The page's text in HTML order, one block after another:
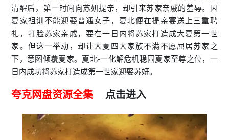
清醒后，第一时间向苏妍提亲，却引来苏家亲戚的羞辱。因
夏家祖训不能迎娶普通女子，夏北便在提亲宴送上三重聘
礼，打脸苏家亲戚，要在一日内将苏家打造成大夏第一世
家。但这一举动，却让大夏四大家族不满不愿屈居苏家之
下，意图倾覆夏家。夏北-一化解危机稳固夏家至尊之位，一
日内成功将苏家打造成第一世家迎娶苏妍。
夸克网盘资源全集 点击进入